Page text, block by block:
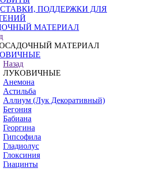
ПОДДЕРЖКИ ДЛЯ
МАТЕРИАЛ
МАТЕРИАЛ
Назад
ЛУКОВИЧНЫЕ
Анемона
Астильба
Аллиум (Лук Декоративный)
Бегония
Бабиана
Георгина
Гипсофила
Гладиолус
Глоксиния
Гиацинты